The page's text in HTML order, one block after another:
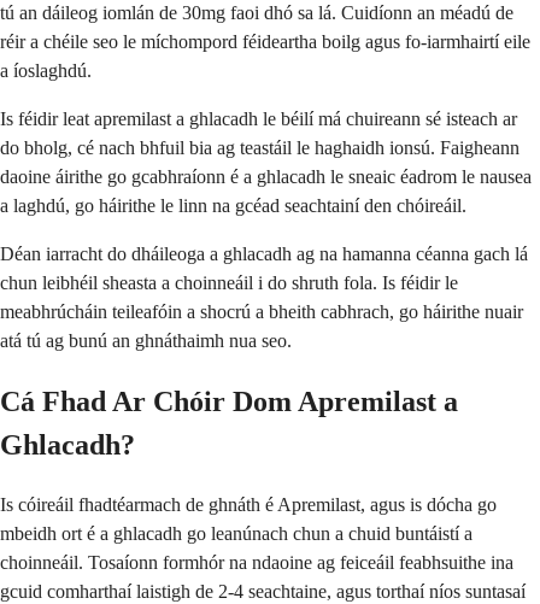
tú an dáileog iomlán de 30mg faoi dhó sa lá. Cuidíonn an méadú de
réir a chéile seo le míchompord féideartha boilg agus fo-iarmhairtí eile
a íoslaghdú.
Is féidir leat apremilast a ghlacadh le béilí má chuireann sé isteach ar
do bholg, cé nach bhfuil bia ag teastáil le haghaidh ionsú. Faigheann
daoine áirithe go gcabhraíonn é a ghlacadh le sneaic éadrom le nausea
a laghdú, go háirithe le linn na gcéad seachtainí den chóireáil.
Déan iarracht do dháileoga a ghlacadh ag na hamanna céanna gach lá
chun leibhéil sheasta a choinneáil i do shruth fola. Is féidir le
meabhrúcháin teileafóin a shocrú a bheith cabhrach, go háirithe nuair
atá tú ag bunú an ghnáthaimh nua seo.
Cá Fhad Ar Chóir Dom Apremilast a
Ghlacadh?
Is cóireáil fhadtéarmach de ghnáth é Apremilast, agus is dócha go
mbeidh ort é a ghlacadh go leanúnach chun a chuid buntáistí a
choinneáil. Tosaíonn formhór na ndaoine ag feiceáil feabhsuithe ina
gcuid comharthaí laistigh de 2-4 seachtaine, agus torthaí níos suntasaí